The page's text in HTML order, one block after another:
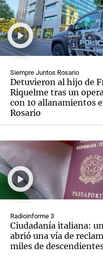
Siempre Juntos Rosario
Detuvieron al hijo de
Riquelme tras un
con 10 allanamientos
Rosario
Radioinforme 3
Ciudadanía italiana:
abrió una vía de
miles de
Notas